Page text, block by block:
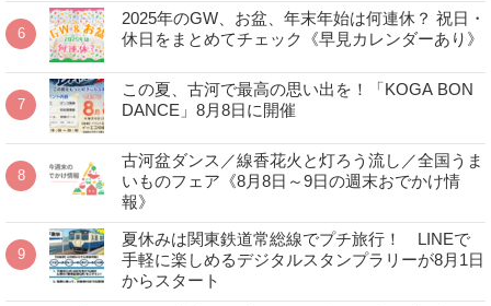
2025年のGW、お盆、年末年始は何連休？ 祝日・
休日をまとめてチェック《早見カレンダーあり》
この夏、古河で最高の思い出を！「KOGA BON
DANCE」8月8日に開催
古河盆ダンス／線香花火と灯ろう流し／全国うま
いものフェア《8月8日～9日の週末おでかけ情
報》
夏休みは関東鉄道常総線でプチ旅行！ LINEで
手軽に楽しめるデジタルスタンプラリーが8月1日
からスタート